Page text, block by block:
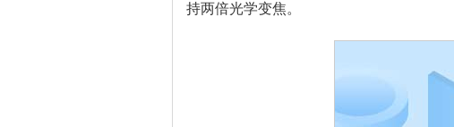
持两倍光学变焦。